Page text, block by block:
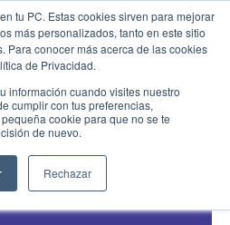
tu PC. Estas cookies sirven para mejorar
más personalizados, tanto en este sitio
Para conocer más acerca de las cookies
de Privacidad.
información cuando visites nuestro
cumplir con tus preferencias,
cookie para que no se te
de nuevo.
Rechazar
Llamar
de operación y cuál es
rentabilidad